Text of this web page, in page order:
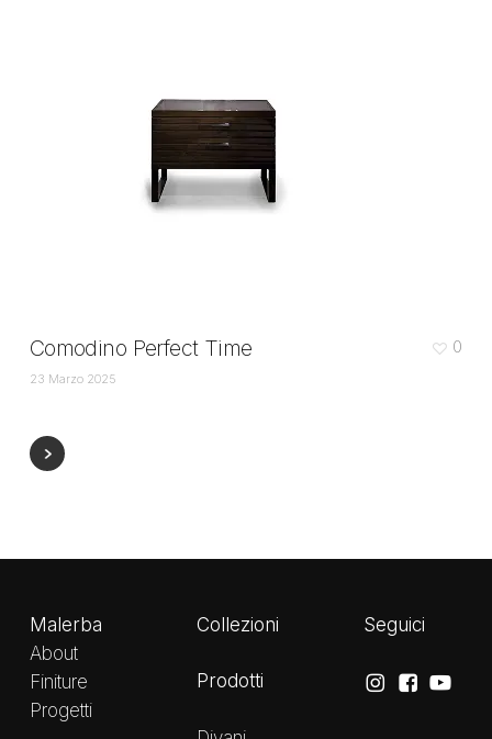
Comodino Perfect Time
23 Marzo 2025
0
Malerba
About
Finiture
Progetti
Collezioni
Prodotti
Seguici